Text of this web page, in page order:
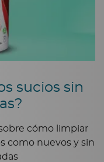
sucios sin
cómo limpiar
como nuevos y sin